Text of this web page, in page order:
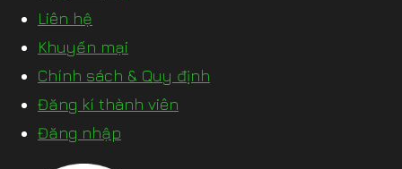
Liên hệ
Khuyến mại
Chính sách & Quy định
Đăng kí thành viên
Đăng nhập